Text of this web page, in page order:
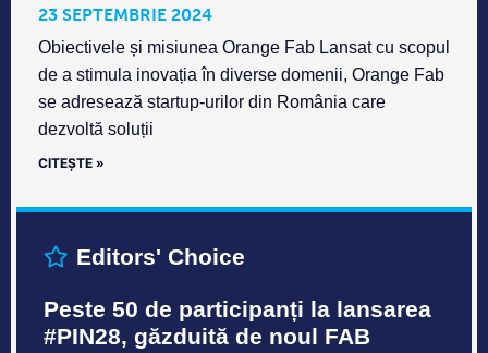
23 SEPTEMBRIE 2024
Obiectivele și misiunea Orange Fab Lansat cu scopul
de a stimula inovația în diverse domenii, Orange Fab
se adresează startup-urilor din România care
dezvoltă soluții
CITEȘTE »
Editors' Choice
Peste 50 de participanți la lansarea
#PIN28, găzduită de noul FAB